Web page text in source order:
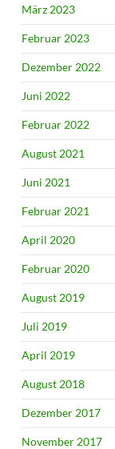
März 2023
Februar 2023
Dezember 2022
Juni 2022
Februar 2022
August 2021
Juni 2021
Februar 2021
April 2020
Februar 2020
August 2019
Juli 2019
April 2019
August 2018
Dezember 2017
November 2017